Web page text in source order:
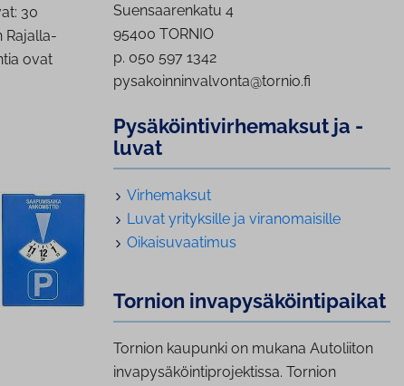
30
Rajalla-
ovat
Suensaarenkatu 4
95400 TORNIO
p. 050 597 1342
pysakoinninvalvonta@tornio.fi
Py­sä­köin­ti­vir­he­mak­sut ja -
luvat
Virhemaksut
Luvat yrityksille ja viranomaisille
Oikaisuvaatimus
Tornion in­va­py­sä­köin­ti­pai­kat
Tornion kaupunki on mukana Autoliiton
invapysäköintiprojektissa. Tornion